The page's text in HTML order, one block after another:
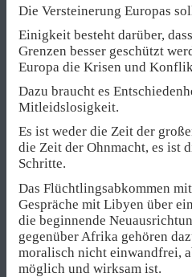
Die Versteinerung Europas
Einigkeit besteht darüber,
Grenzen besser geschützt
Europa die Krisen und
Dazu braucht es
Mitleidslosigkeit.
Es ist weder die Zeit der
die Zeit der Ohnmacht, es ist
Schritte.
Das Flüchtlingsabkommen
Gespräche mit Libyen über
die beginnende
gegenüber Afrika gehören
moralisch nicht einwandfrei,
möglich und wirksam ist.